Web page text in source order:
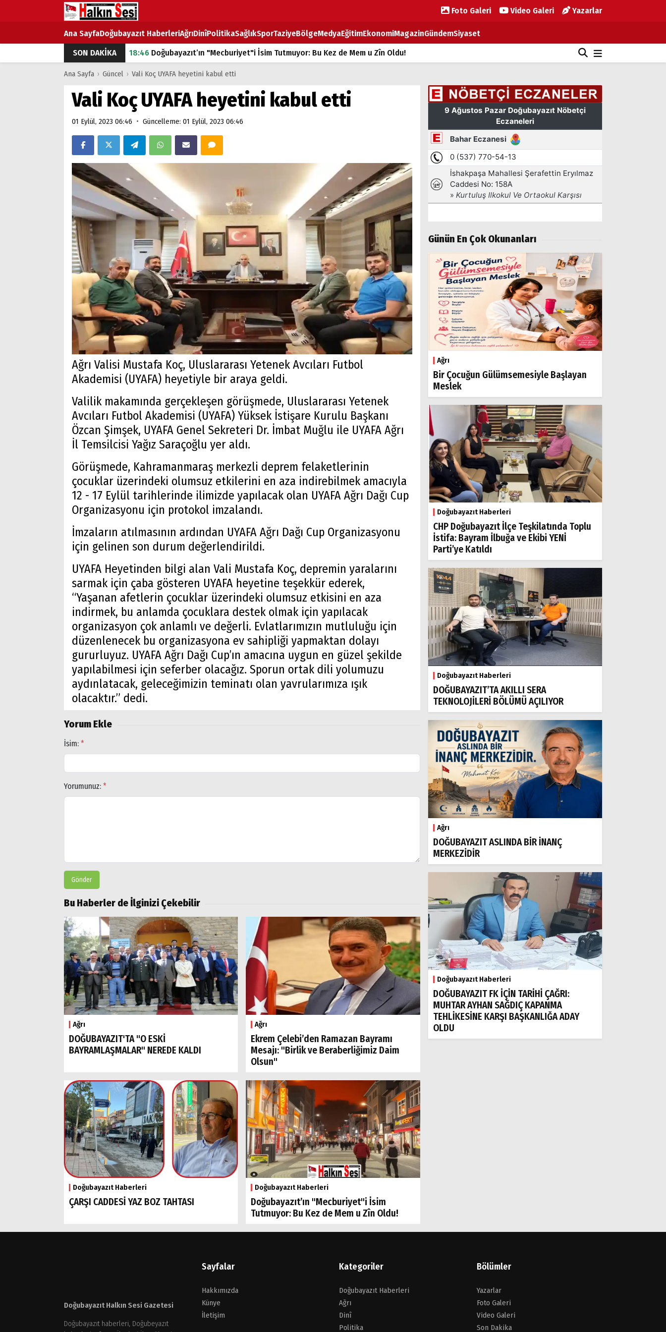
Foto Galeri Video Galeri Yazarlar
Ana SayfaDoğubayazıt HaberleriAğrıDinîPolitikaSağlıkSporTaziyeBölgeMedyaEğitimEkonomiMagazinGündemSiyaset
SON DAKİKA
18:46 Doğubayazıt’ın "Mecburiyet"i İsim Tutmuyor: Bu Kez de Mem u Zîn Oldu!
07:53Doğubayazıt’ta Ekmek Fiyatlarına Zam
07:16 Doğubayazıt'ta çocukların sırtındaki ağır yük
07:00DEVLET ve HÜKÜMET
ÇARŞI CADDESİ YAZ BOZ TAHTASI
Ana Sayfa › Güncel › Vali Koç UYAFA heyetini kabul etti
Vali Koç UYAFA heyetini kabul etti
01 Eylül, 2023 06:46 • Güncelleme: 01 Eylül, 2023 06:46
Ağrı Valisi Mustafa Koç, Uluslararası Yetenek Avcıları Futbol
Akademisi (UYAFA) heyetiyle bir araya geldi.
Valilik makamında gerçekleşen görüşmede, Uluslararası Yetenek
Avcıları Futbol Akademisi (UYAFA) Yüksek İstişare Kurulu Başkanı
Özcan Şimşek, UYAFA Genel Sekreteri Dr. İmbat Muğlu ile UYAFA Ağrı
İl Temsilcisi Yağız Saraçoğlu yer aldı.
Görüşmede, Kahramanmaraş merkezli deprem felaketlerinin
çocuklar üzerindeki olumsuz etkilerini en aza indirebilmek amacıyla
12 - 17 Eylül tarihlerinde ilimizde yapılacak olan UYAFA Ağrı Dağı Cup
Organizasyonu için protokol imzalandı.
İmzaların atılmasının ardından UYAFA Ağrı Dağı Cup Organizasyonu
için gelinen son durum değerlendirildi.
UYAFA Heyetinden bilgi alan Vali Mustafa Koç, depremin yaralarını
sarmak için çaba gösteren UYAFA heyetine teşekkür ederek,
“Yaşanan afetlerin çocuklar üzerindeki olumsuz etkisini en aza
indirmek, bu anlamda çocuklara destek olmak için yapılacak
organizasyon çok anlamlı ve değerli. Evlatlarımızın mutluluğu için
düzenlenecek bu organizasyona ev sahipliği yapmaktan dolayı
gururluyuz. UYAFA Ağrı Dağı Cup’ın amacına uygun en güzel şekilde
yapılabilmesi için seferber olacağız. Sporun ortak dili yolumuzu
aydınlatacak, geleceğimizin teminatı olan yavrularımıza ışık
olacaktır.” dedi.
Yorum Ekle
İsim: *
Yorumunuz: *
Gönder
Bu Haberler de İlginizi Çekebilir
Ağrı
DOĞUBAYAZIT'TA "O ESKİ
BAYRAMLAŞMALAR" NEREDE KALDI
Ağrı
Ekrem Çelebi’den Ramazan Bayramı
Mesajı: "Birlik ve Beraberliğimiz Daim
Olsun"
Doğubayazıt Haberleri
ÇARŞI CADDESİ YAZ BOZ TAHTASI
Doğubayazıt Haberleri
Doğubayazıt’ın "Mecburiyet"i İsim
Tutmuyor: Bu Kez de Mem u Zîn Oldu!
Günün En Çok Okunanları
Ağrı
Bir Çocuğun Gülümsemesiyle Başlayan
Meslek
Doğubayazıt Haberleri
CHP Doğubayazıt İlçe Teşkilatında Toplu
İstifa: Bayram İlbuğa ve Ekibi YENİ
Parti’ye Katıldı
Doğubayazıt Haberleri
DOĞUBAYAZIT’TA AKILLI SERA
TEKNOLOJİLERİ BÖLÜMÜ AÇILIYOR
Ağrı
DOĞUBAYAZIT ASLINDA BİR İNANÇ
MERKEZİDİR
Doğubayazıt Haberleri
DOĞUBAYAZIT FK İÇİN TARİHİ ÇAĞRI:
MUHTAR AYHAN SAĞDIÇ KAPANMA
TEHLİKESİNE KARŞI BAŞKANLIĞA ADAY
OLDU
Doğubayazıt Halkın Sesi Gazetesi
Doğubayazıt haberleri, Doğubeyazıt
Sayfalar
Hakkımızda
Künye
İletişim
Kategoriler
Doğubayazıt Haberleri
Ağrı
Dinî
Politika
Bölümler
Yazarlar
Foto Galeri
Video Galeri
Son Dakika